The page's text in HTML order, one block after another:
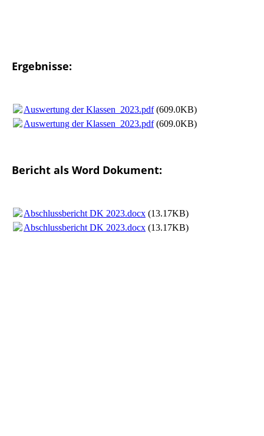
Ergebnisse:
Auswertung der Klassen_2023.pdf(609.0KB)
Auswertung der Klassen_2023.pdf(609.0KB)
Bericht als Word Dokument:
Abschlussbericht DK 2023.docx (13.17KB)
Abschlussbericht DK 2023.docx (13.17KB)